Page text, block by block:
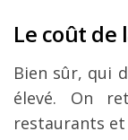
Le coût de
Bien sûr, qui
élevé. On
restaurants